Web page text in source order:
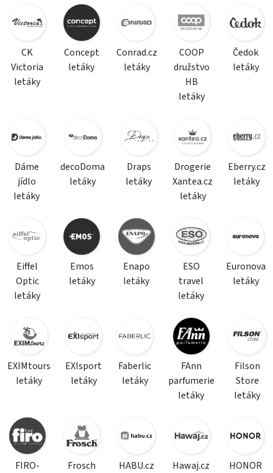
CK
Victoria
letáky
Concept
letáky
Conrad.cz
letáky
COOP
družstvo
HB
letáky
Čedok
letáky
Dáme
jídlo
letáky
decoDoma
letáky
Draps
letáky
Drogerie
Xantea.cz
letáky
Eberry.cz
letáky
Eiffel
Optic
letáky
Emos
letáky
Enapo
letáky
ESO
travel
letáky
Euronova
letáky
EXIMtours
letáky
EXIsport
letáky
Faberlic
letáky
FAnn
parfumerie
letáky
Filson
Store
letáky
FIRO-
Frosch
HABU.cz
Hawaj.cz
HONOR